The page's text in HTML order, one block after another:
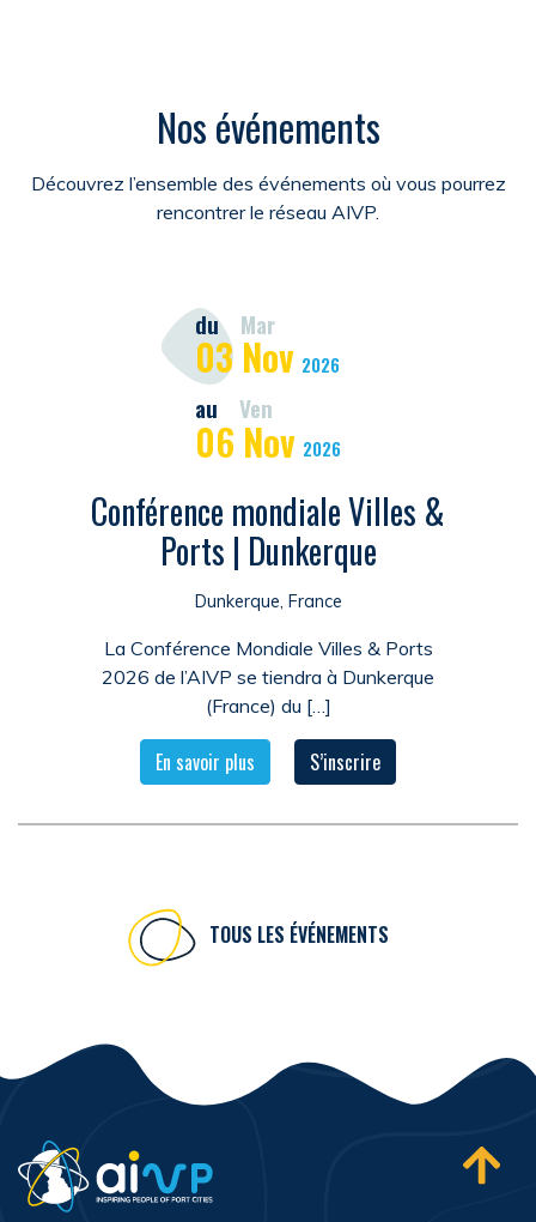
Nos événements
Découvrez l’ensemble des événements où vous pourrez
rencontrer le réseau AIVP.
du Mar
03 Nov 2026
au Ven
06 Nov 2026
Conférence mondiale Villes &
Ports | Dunkerque
Dunkerque, France
La Conférence Mondiale Villes & Ports
2026 de l’AIVP se tiendra à Dunkerque
(France) du […]
En savoir plus S’inscrire
TOUS LES ÉVÉNEMENTS